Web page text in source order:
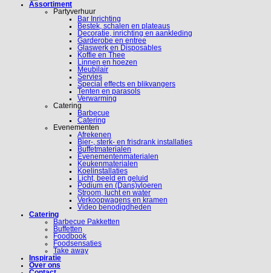
Assortiment
Partyverhuur
Bar Inrichting
Bestek, schalen en plateaus
Decoratie, inrichting en aankleding
Garderobe en entree
Glaswerk en Disposables
Koffie en Thee
Linnen en hoezen
Meubilair
Servies
Special effects en blikvangers
Tenten en parasols
Verwarming
Catering
Barbecue
Catering
Evenementen
Afrekenen
Bier-, sterk- en frisdrank installaties
Buffetmaterialen
Evenementenmaterialen
Keukenmaterialen
Koelinstallaties
Licht, beeld en geluid
Podium en (Dans)vloeren
Stroom, lucht en water
Verkoopwagens en kramen
Video benodigdheden
Catering
Barbecue Pakketten
Buffetten
Foodbook
Foodsensaties
Take away
Inspiratie
Over ons